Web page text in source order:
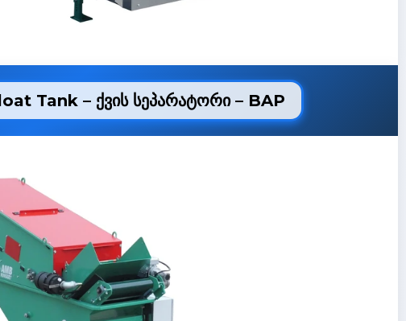
Tank – ქვის სეპარატორი – BAP